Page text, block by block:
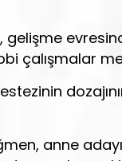
gelişme
çalışmalar
anne